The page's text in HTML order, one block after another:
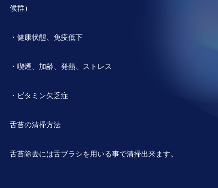
候群）
・健康状態、免疫低下
・喫煙、加齢、発熱、ストレス
・ビタミン欠乏症
舌苔の清掃方法
舌苔除去には舌ブラシを用いる事で清掃出来ます。